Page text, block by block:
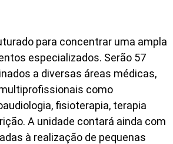
para concentrar uma ampla
especializados. Serão 57
a diversas áreas médicas,
como
fisioterapia, terapia
A unidade contará ainda com
à realização de pequenas